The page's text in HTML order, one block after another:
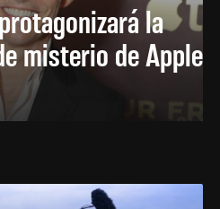
la
misterio de Apple